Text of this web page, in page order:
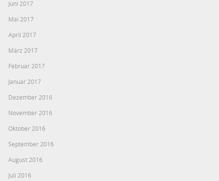
Juni 2017
Mai 2017
April 2017
März 2017
Februar 2017
Januar 2017
Dezember 2016
November 2016
Oktober 2016
September 2016
August 2016
Juli 2016